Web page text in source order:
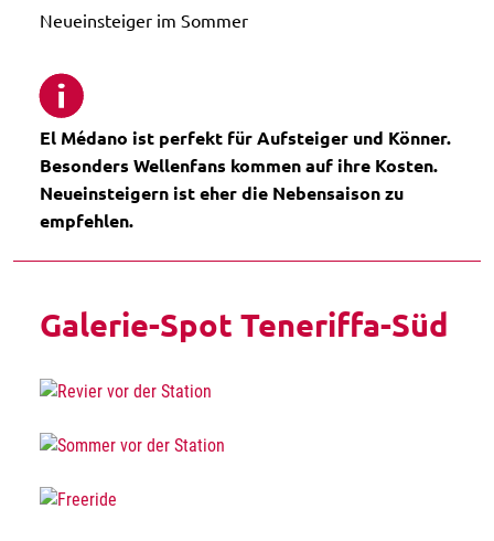
Neueinsteiger im Sommer
El Médano ist perfekt für Aufsteiger und Könner.
Besonders Wellenfans kommen auf ihre Kosten.
Neueinsteigern ist eher die Nebensaison zu
empfehlen.
Galerie-Spot Teneriffa-Süd